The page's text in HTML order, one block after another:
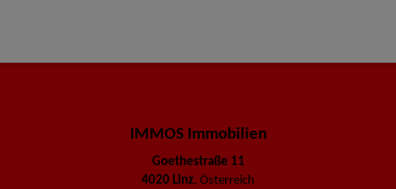
IMMOS Immobilien
Goethestraße 11
4020 Linz, Österreich